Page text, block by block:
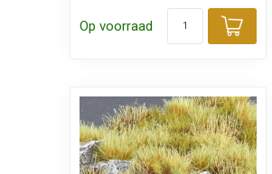
Op voorraad